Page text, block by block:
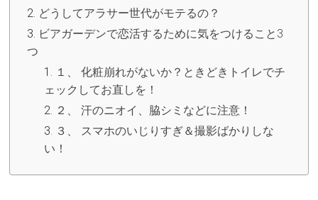
どうしてアラサー世代がモテるの？
ビアガーデンで恋活するために気をつけること3
つ
１、 化粧崩れがないか？ときどきトイレでチ
ェックしてお直しを！
２、 汗のニオイ、脇シミなどに注意！
３、 スマホのいじりすぎ＆撮影ばかりしな
い！